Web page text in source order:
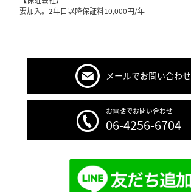
要加入。2年目以降保証料10,000円/年
メールでお問い合わせ
お電話でお問い合わせ
06-4256-6704